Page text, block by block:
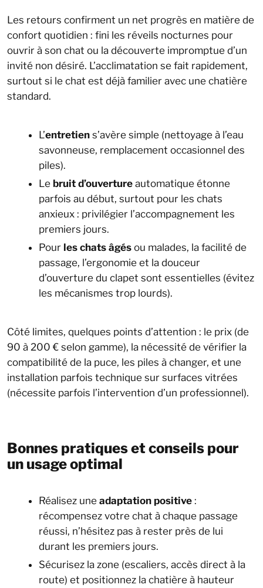
Les retours confirment un net progrès en matière de
confort quotidien : fini les réveils nocturnes pour
ouvrir à son chat ou la découverte impromptue d’un
invité non désiré. L’acclimatation se fait rapidement,
surtout si le chat est déjà familier avec une chatière
standard.
L’entretien s’avère simple (nettoyage à l’eau
savonneuse, remplacement occasionnel des
piles).
Le bruit d’ouverture automatique étonne
parfois au début, surtout pour les chats
anxieux : privilégier l’accompagnement les
premiers jours.
Pour les chats âgés ou malades, la facilité de
passage, l’ergonomie et la douceur
d’ouverture du clapet sont essentielles (évitez
les mécanismes trop lourds).
Côté limites, quelques points d’attention : le prix (de
90 à 200 € selon gamme), la nécessité de vérifier la
compatibilité de la puce, les piles à changer, et une
installation parfois technique sur surfaces vitrées
(nécessite parfois l’intervention d’un professionnel).
Bonnes pratiques et conseils pour
un usage optimal
Réalisez une adaptation positive :
récompensez votre chat à chaque passage
réussi, n’hésitez pas à rester près de lui
durant les premiers jours.
Sécurisez la zone (escaliers, accès direct à la
route) et positionnez la chatière à hauteur